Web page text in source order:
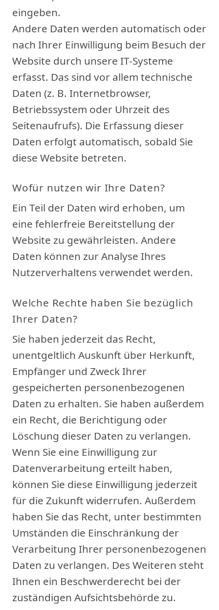
eingeben.
Andere Daten werden automatisch oder
nach Ihrer Einwilligung beim Besuch der
Website durch unsere IT-Systeme
erfasst. Das sind vor allem technische
Daten (z. B. Internetbrowser,
Betriebssystem oder Uhrzeit des
Seitenaufrufs). Die Erfassung dieser
Daten erfolgt automatisch, sobald Sie
diese Website betreten.
Wofür nutzen wir Ihre Daten?
Ein Teil der Daten wird erhoben, um
eine fehlerfreie Bereitstellung der
Website zu gewährleisten. Andere
Daten können zur Analyse Ihres
Nutzerverhaltens verwendet werden.
Welche Rechte haben Sie bezüglich
Ihrer Daten?
Sie haben jederzeit das Recht,
unentgeltlich Auskunft über Herkunft,
Empfänger und Zweck Ihrer
gespeicherten personenbezogenen
Daten zu erhalten. Sie haben außerdem
ein Recht, die Berichtigung oder
Löschung dieser Daten zu verlangen.
Wenn Sie eine Einwilligung zur
Datenverarbeitung erteilt haben,
können Sie diese Einwilligung jederzeit
für die Zukunft widerrufen. Außerdem
haben Sie das Recht, unter bestimmten
Umständen die Einschränkung der
Verarbeitung Ihrer personenbezogenen
Daten zu verlangen. Des Weiteren steht
Ihnen ein Beschwerderecht bei der
zuständigen Aufsichtsbehörde zu.